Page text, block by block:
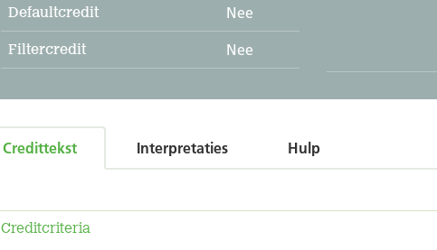
Defaultcredit Nee
Filtercredit Nee
Credittekst Interpretaties Hulp
Creditcriteria